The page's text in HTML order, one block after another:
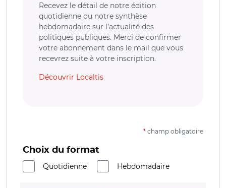
Recevez le détail de notre édition
quotidienne ou notre synthèse
hebdomadaire sur l’actualité des
politiques publiques. Merci de confirmer
votre abonnement dans le mail que vous
recevrez suite à votre inscription.
Découvrir Localtis
* champ obligatoire
Choix du format
Quotidienne
Hebdomadaire